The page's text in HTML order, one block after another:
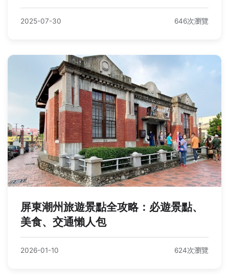
2025-07-30 646次瀏覽
屏東潮州旅遊景點全攻略：必遊景點、
美食、交通懶人包
2026-01-10 624次瀏覽